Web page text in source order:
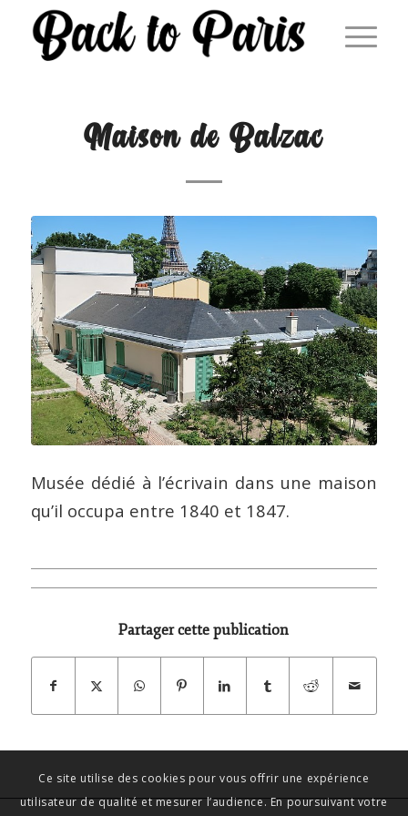
Maison de Balzac
Musée dédié à l’écrivain dans une maison
qu’il occupa entre 1840 et 1847.
Partager cette publication
Ce site utilise des cookies pour vous offrir une expérience
utilisateur de qualité et mesurer l’audience. En poursuivant votre